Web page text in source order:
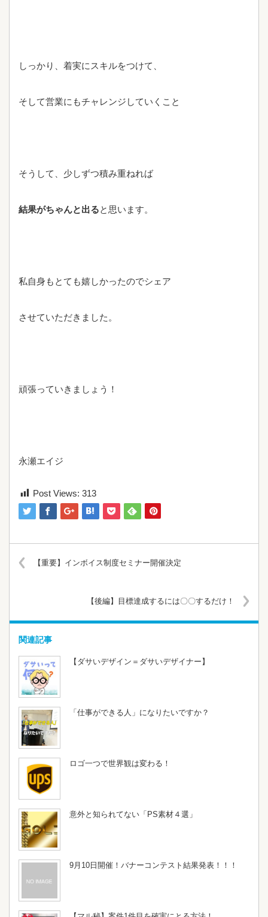
しっかり、着実にスキルをつけて、
そして営業にもチャレンジしていくこと
そうして、少しずつ積み重ねれば
結果がちゃんと出ると思います。
私自身もとても嬉しかったのでシェア
させていただきました。
頑張っていきましょう！
永瀬エイジ
Post Views: 313
【重要】インボイス制度セミナー開催決定
【後編】目標達成するには〇〇するだけ！
関連記事
【ダサいデザイン＝ダサいデザイナー】
「仕事ができる人」になりたいですか？
ロゴ一つで世界観は変わる！
意外と知られてない「PS素材４選」
9月10日開催！バナーコンテスト結果発表！！！